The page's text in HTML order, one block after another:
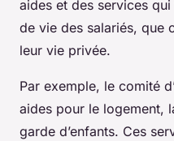
aides et des services
de vie des salariés, que
leur vie privée.
Par exemple, le comité
aides pour le logement,
garde d’enfants. Ces